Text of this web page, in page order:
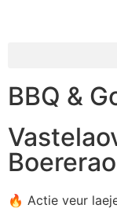
BBQ &
🔥 Actie veur